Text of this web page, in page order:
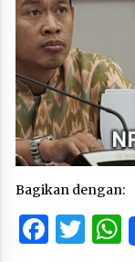
Bagikan dengan: